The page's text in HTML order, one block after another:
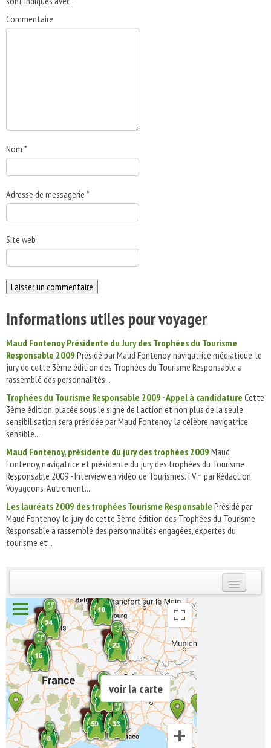
Commentaire
Nom *
Adresse de messagerie *
Site web
Informations utiles pour voyager
Maud Fontenoy Présidente du Jury des Trophées du Tourisme
Responsable 2009 Présidé par Maud Fontenoy, navigatrice médiatique, le
jury de cette 3ème édition des Trophées du Tourisme Responsable a
rassemblé des personnalités...
Trophées du Tourisme Responsable 2009 - Appel à candidature Cette
3ème édition, placée sous le signe de l'action et non plus de la seule
sensibilisation sera présidée par Maud Fontenoy, la célèbre navigatrice
sensible...
Maud Fontenoy, présidente du jury des trophées 2009 Maud
Fontenoy, navigatrice et présidente du jury des trophées du Tourisme
Responsable 2009 - Interview en vidéo de Tourismes.TV ~ par Rédaction
Voyageons-Autrement...
Les lauréats 2009 des trophées Tourisme Responsable Présidé par
Maud Fontenoy, le jury de cette 3ème édition des Trophées du Tourisme
Responsable a rassemblé des personnalités engagées, expertes du
tourisme et...
INSCRIVEZ-VOUS | ABONNEZ-VOUS
voir la carte